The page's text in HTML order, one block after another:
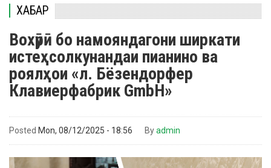
ХАБАР
Вохӯрӣ бо намояндагони ширкати
истеҳсолкунандаи пианино ва
роялҳои «л. Бёзендорфер
Клавиерфабрик GmbH»
Posted Mon, 08/12/2025 - 18:56 Byadmin